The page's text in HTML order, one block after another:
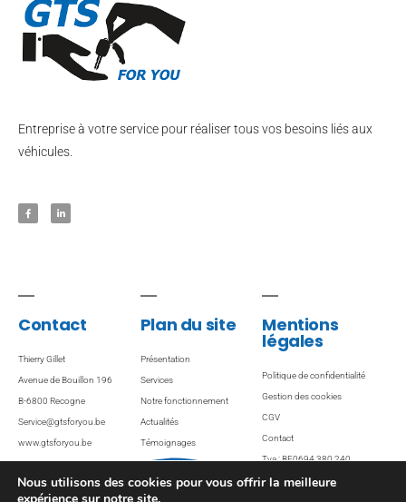
Entreprise à votre service pour réaliser tous vos besoins liés aux
véhicules.
Contact
Thierry Gillet
Avenue de Bouillon 196
B-6800 Recogne
Service@gtsforyou.be
www.gtsforyou.be
Plan du site
Présentation
Services
Notre fonctionnement
Actualités
Témoignages
Ventes / Locations
Mentions
légales
Politique de confidentialité
Gestion des cookies
CGV
Contact
Tva : BE0694 380 240
Nous utilisons des cookies pour vous offrir la meilleure